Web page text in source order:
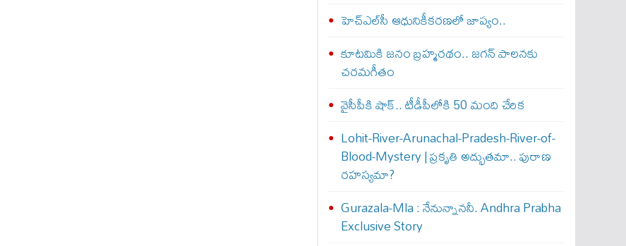
హెచ్‌ఎల్‌సీ ఆధునికీకరణలో జాప్యం..
కూటమికి జనం బ్రహ్మరథం.. జగన్‌ పాలనకు
చరమగీతం
వైసీపీకి షాక్‌.. టీడీపీలోకి 50 మంది చేరిక
Lohit-River-Arunachal-Pradesh-River-of-
Blood-Mystery | ప్రకృతి అద్భుతమా.. పురాణ
రహస్యమా?
Gurazala-Mla : నేనున్నాన‌నీ. Andhra Prabha
Exclusive Story